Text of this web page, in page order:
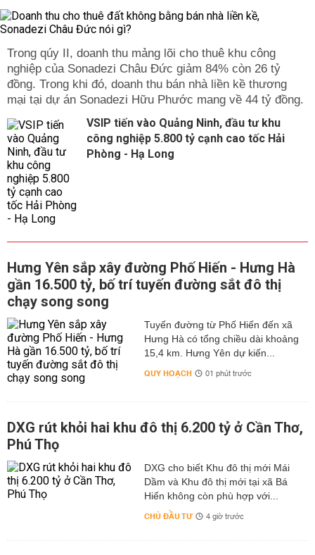
Trong qúy II, doanh thu mảng lõi cho thuê khu công
nghiệp của Sonadezi Châu Đức giảm 84% còn 26 tỷ
đồng. Trong khi đó, doanh thu bán nhà liền kề thương
mại tại dự án Sonadezi Hữu Phước mang về 44 tỷ đồng.
VSIP tiến vào Quảng Ninh, đầu tư khu
công nghiệp 5.800 tỷ cạnh cao tốc Hải
Phòng - Hạ Long
Hưng Yên sắp xây đường Phố Hiến - Hưng Hà
gần 16.500 tỷ, bố trí tuyến đường sắt đô thị
chạy song song
Tuyến đường từ Phố Hiến đến xã
Hưng Hà có tổng chiều dài khoảng
15,4 km. Hưng Yên dự kiến...
QUY HOẠCH 01 phút trước
DXG rút khỏi hai khu đô thị 6.200 tỷ ở Cần Thơ,
Phú Thọ
DXG cho biết Khu đô thị mới Mái
Dầm và Khu đô thị mới tại xã Bá
Hiến không còn phù hợp với...
CHỦ ĐẦU TƯ 4 giờ trước